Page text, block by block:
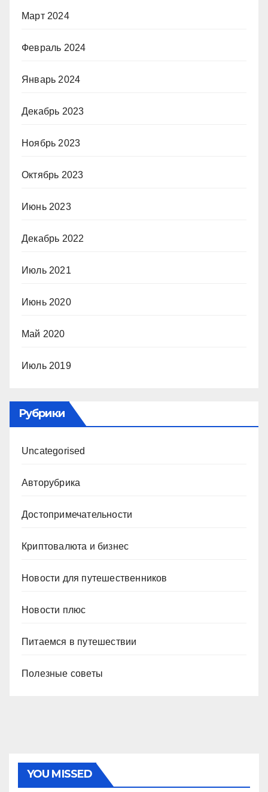
Март 2024
Февраль 2024
Январь 2024
Декабрь 2023
Ноябрь 2023
Октябрь 2023
Июнь 2023
Декабрь 2022
Июль 2021
Июнь 2020
Май 2020
Июль 2019
Рубрики
Uncategorised
Авторубрика
Достопримечательности
Криптовалюта и бизнес
Новости для путешественников
Новости плюс
Питаемся в путешествии
Полезные советы
YOU MISSED